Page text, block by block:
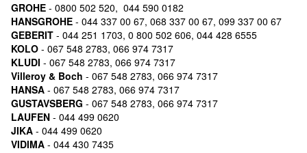
GROHE - 0800 502 520, 044 590 0182
HANSGROHE - 044 337 00 67, 068 337 00 67, 099 337 00 67
GEBERIT - 044 251 1703, 0 800 502 606, 044 428 6555
KOLO - 067 548 2783, 066 974 7317
KLUDI - 067 548 2783, 066 974 7317
Villeroy & Boch - 067 548 2783, 066 974 7317
HANSA - 067 548 2783, 066 974 7317
GUSTAVSBERG - 067 548 2783, 066 974 7317
LAUFEN - 044 499 0620
JIKA - 044 499 0620
VIDIMA - 044 430 7435